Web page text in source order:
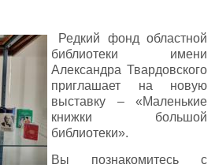
Редкий фонд областной
библиотеки имени
Александра Твардовского
приглашает на новую
выставку – «Маленькие
книжки большой
библиотеки».
Вы познакомитесь с